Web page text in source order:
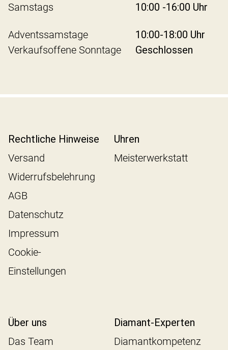
Samstags
10:00 -16:00 Uhr
Adventssamstage
10:00-18:00 Uhr
Verkaufsoffene Sonntage
Geschlossen
Rechtliche Hinweise
Versand
Widerrufsbelehrung
AGB
Datenschutz
Impressum
Cookie-
Einstellungen
Uhren
Meisterwerkstatt
Über uns
Das Team
Diamant-Experten
Diamantkompetenz